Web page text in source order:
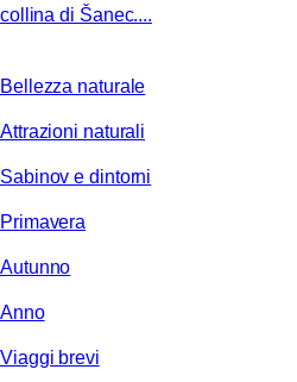
collina di Šanec....
Bellezza naturale
Attrazioni naturali
Sabinov e dintorni
Primavera
Autunno
Anno
Viaggi brevi